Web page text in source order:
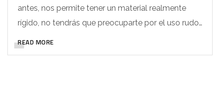
antes, nos permite tener un material realmente
rígido, no tendrás que preocuparte por el uso rudo…
READ MORE